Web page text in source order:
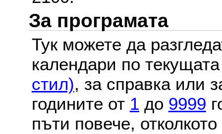
За програмата
Тук можете да
календари по
стил), за справка или
годините от 1 до 9999
пъти повече,